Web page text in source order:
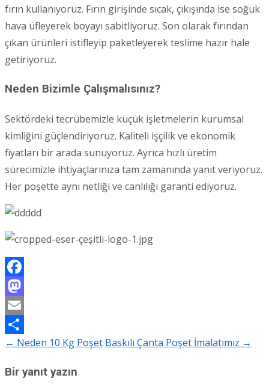
fırın kullanıyoruz. Fırın girişinde sıcak, çıkışında ise soğuk
hava üfleyerek boyayı sabitliyoruz. Son olarak fırından
çıkan ürünleri istifleyip paketleyerek teslime hazır hale
getiriyoruz.
Neden Bizimle Çalışmalısınız?
Sektördeki tecrübemizle küçük işletmelerin kurumsal
kimliğini güçlendiriyoruz. Kaliteli işçilik ve ekonomik
fiyatları bir arada sunuyoruz. Ayrıca hızlı üretim
sürecimizle ihtiyaçlarınıza tam zamanında yanıt veriyoruz.
Her poşette aynı netliği ve canlılığı garanti ediyoruz.
Facebook
Mastodon
Email
Share
Post
navigation
← Neden 10 Kg Poşet Baskılı Çanta Poşet İmalatımız →
Bir yanıt yazın